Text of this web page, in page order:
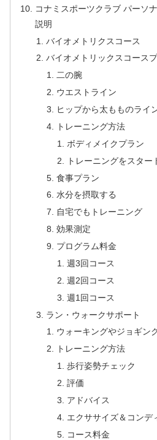
コナミスポーツクラブ パーソ
説明
バイオメトリクスコース
バイオメトリックスコース
二の腕
ウエストライン
ヒップから太もものライ
トレーニング方法
ボディメイクプラン
トレーニングをスター
食事プラン
水分を摂取する
自宅でもトレーニング
効果測定
プログラム料金
週3回コース
週2回コース
週1回コース
ラン・ウォークサポート
ウォーキングやジョギン
トレーニング方法
歩行姿勢チェック
評価
アドバイス
エクササイズ＆コンデ
コース料金